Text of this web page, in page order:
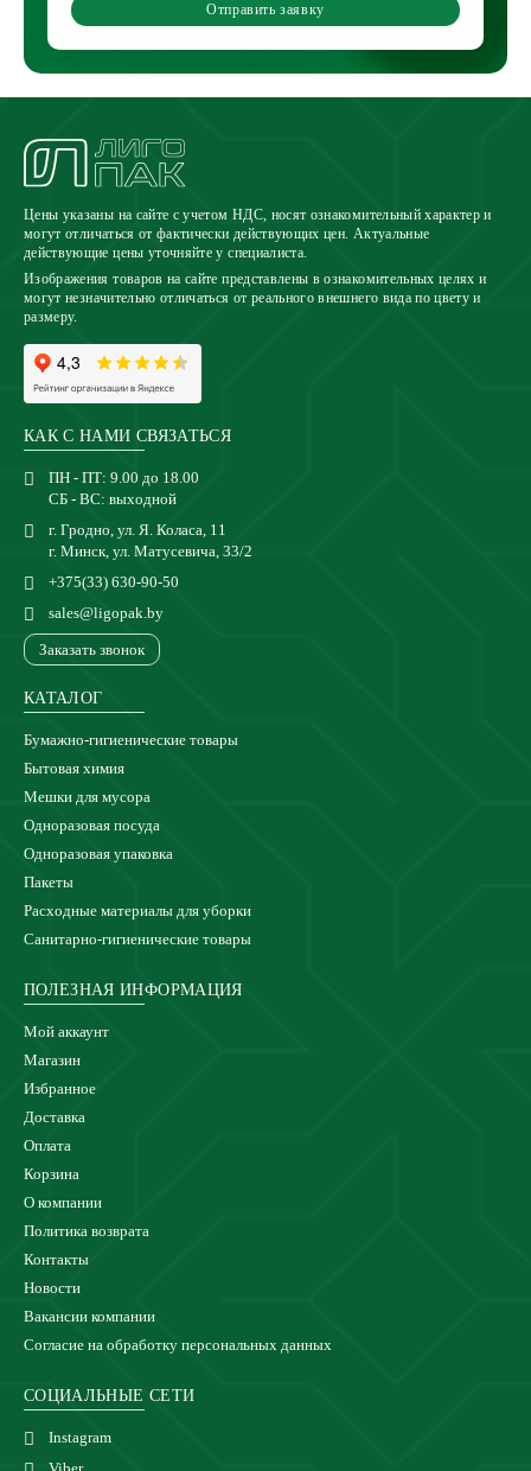
Отправить заявку
Цены указаны на сайте с учетом НДС, носят ознакомительный характер и
могут отличаться от фактически действующих цен. Актуальные
действующие цены уточняйте у специалиста.
Изображения товаров на сайте представлены в ознакомительных целях и
могут незначительно отличаться от реального внешнего вида по цвету и
размеру.
КАК С НАМИ СВЯЗАТЬСЯ
ПН - ПТ: 9.00 до 18.00
СБ - ВС: выходной
г. Гродно, ул. Я. Коласа, 11
г. Минск, ул. Матусевича, 33/2
+375(33) 630-90-50
sales@ligopak.by
Заказать звонок
КАТАЛОГ
Бумажно-гигиенические товары
Бытовая химия
Мешки для мусора
Одноразовая посуда
Одноразовая упаковка
Пакеты
Расходные материалы для уборки
Санитарно-гигиенические товары
ПОЛЕЗНАЯ ИНФОРМАЦИЯ
Мой аккаунт
Магазин
Избранное
Доставка
Оплата
Корзина
О компании
Политика возврата
Контакты
Новости
Вакансии компании
Согласие на обработку персональных данных
СОЦИАЛЬНЫЕ СЕТИ
Instagram